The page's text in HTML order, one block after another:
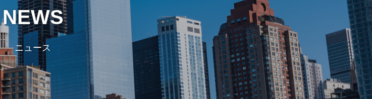
NEWS
ニュース